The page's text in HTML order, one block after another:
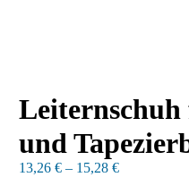
und
13,26 € – 15,28 €